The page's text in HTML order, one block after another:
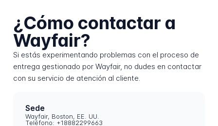
¿Cómo contactar a
Wayfair?
Si estás experimentando problemas con el proceso de
entrega gestionado por Wayfair, no dudes en contactar
con su servicio de atención al cliente.
Sede
Wayfair, Boston, EE. UU.
Teléfono: +18882299663